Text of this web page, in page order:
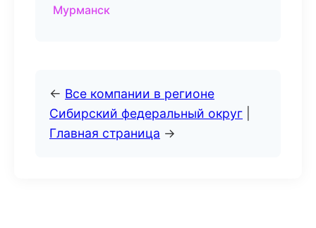
Мурманск
← Все компании в регионе
Сибирский федеральный округ
Главная страница →